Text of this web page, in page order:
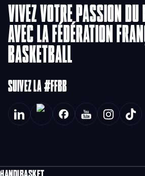
VIVEZ VOTRE PASSION
AVEC LA FÉDÉRATION
BASKETBALL
SUIVEZ LA #FFBB